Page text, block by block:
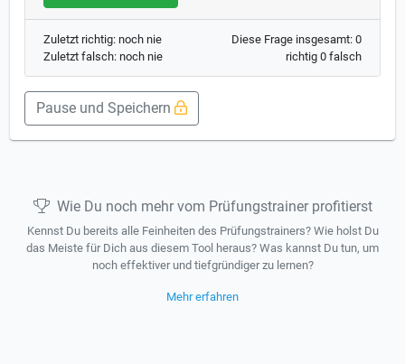
Zuletzt richtig: noch nie
Zuletzt falsch: noch nie
Diese Frage insgesamt: 0
richtig 0 falsch
Pause und Speichern
Wie Du noch mehr vom Prüfungstrainer profitierst
Kennst Du bereits alle Feinheiten des Prüfungstrainers? Wie holst Du
das Meiste für Dich aus diesem Tool heraus? Was kannst Du tun, um
noch effektiver und tiefgründiger zu lernen?
Mehr erfahren